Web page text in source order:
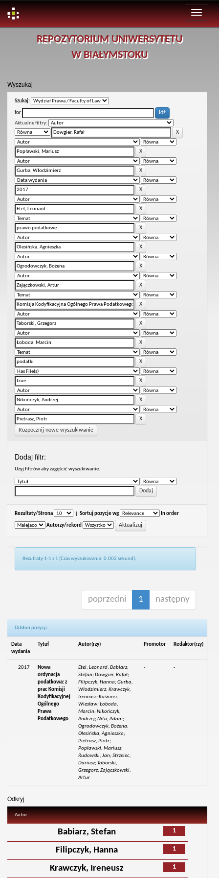
REPOZYTORIUM UNIWERSYTETU
W BIAŁYMSTOKU
Wyszukaj
Szukaj:
for
Aktualne filtry:
Rozpocznij nowe wyszukiwanie
Dodaj filtr:
Uzyj filtrów aby zagęścić wyszukiwanie.
Rezultaty/Strona Sortuj pozycje wg In order
Autorzy/rekord
Rezultaty 1-1 z 1 (Czas wyszukiwania: 0.002 sekund).
poprzedni 1 następny
Odsłon pozycji:
Data
wydania
Tytuł Autor(rzy) Promotor Redaktor(rzy)
2017
Nowa
ordynacja
podatkowa: z
prac Komisji
Kodyfikacyjnej
Ogólnego
Prawa
Podatkowego
Etel, Leonard; Babiarz,
Stefan; Dowgier, Rafał;
Filipczyk, Hanna; Gurba,
Włodzimierz; Krawczyk,
Ireneusz; Kuśnierz,
Wiesław; Łoboda,
Marcin; Nikończyk,
Andrzej; Nita, Adam;
Ogrodowczyk, Bożena;
Olesińska, Agnieszka;
Pietrasz, Piotr;
Popławski, Mariusz;
Rudowski, Jan; Strzelec,
Dariusz; Taborski,
Grzegorz; Zajączkowski,
Artur
- -
Odkryj
Autor
1
Babiarz, Stefan
1
Filipczyk, Hanna
1
Krawczyk, Ireneusz